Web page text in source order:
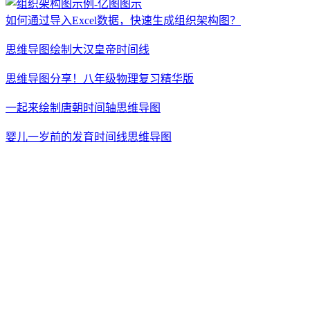
如何通过导入Excel数据，快速生成组织架构图？
思维导图绘制大汉皇帝时间线
思维导图分享！八年级物理复习精华版
一起来绘制唐朝时间轴思维导图
婴儿一岁前的发育时间线思维导图